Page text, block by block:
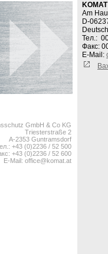
Am
D-
Тел.:
Факс:
E-Mail:
GmbH & Co KG
Triesterstraße 2
A-2353 Guntramsdorf
+43 (0)2236 / 52 500
+43 (0)2236 / 52 600
E-Mail: office@komat.at